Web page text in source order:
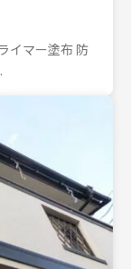
イマー塗布 防